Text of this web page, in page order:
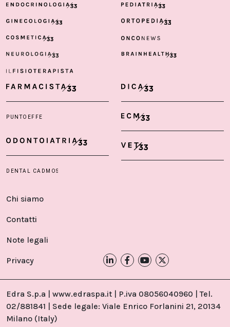
Chi siamo
Contatti
Note legali
Privacy
Edra S.p.a | www.edraspa.it | P.iva 08056040960 | Tel.
02/881841 | Sede legale: Viale Enrico Forlanini 21, 20134
Milano (Italy)